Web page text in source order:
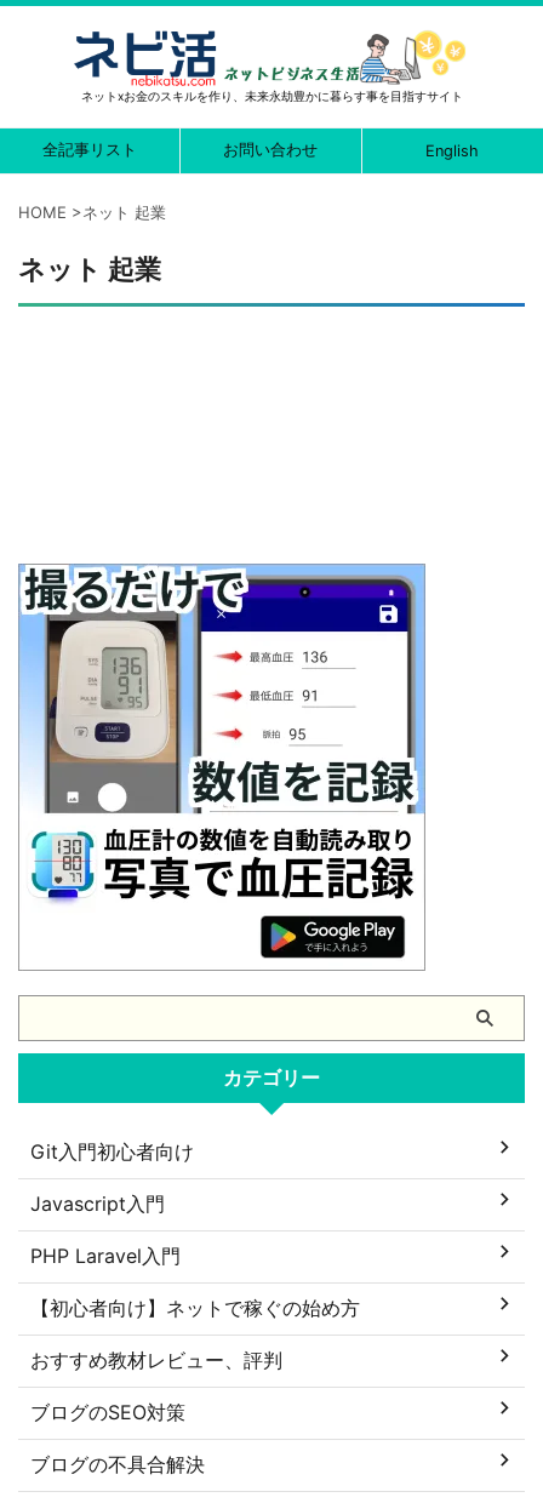
ネットxお金のスキルを作り、未来永劫豊かに暮らす事を目指すサイト
全記事リスト お問い合わせ English
HOME >ネット 起業
ネット 起業
カテゴリー
Git入門初心者向け
Javascript入門
PHP Laravel入門
【初心者向け】ネットで稼ぐの始め方
おすすめ教材レビュー、評判
ブログのSEO対策
ブログの不具合解決